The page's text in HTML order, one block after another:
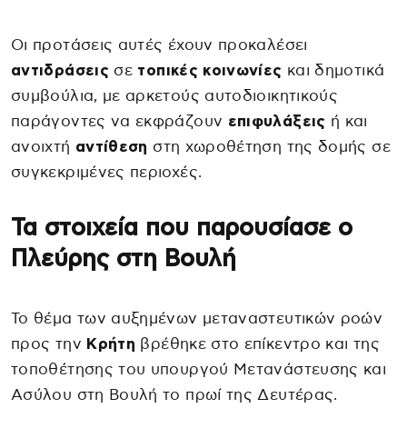
Οι προτάσεις αυτές έχουν προκαλέσει
αντιδράσειςσε τοπικές κοινωνίες και δημοτικά
συμβούλια, με αρκετούς αυτοδιοικητικούς
παράγοντες να εκφράζουν επιφυλάξεις ή και
ανοιχτή αντίθεση στη χωροθέτηση της δομής σε
συγκεκριμένες περιοχές.
Τα στοιχεία που παρουσίασε ο
Πλεύρης στη Βουλή
Το θέμα των αυξημένων μεταναστευτικών ροών
προς την Κρήτη βρέθηκε στο επίκεντρο και της
τοποθέτησης του υπουργού Μετανάστευσης και
Ασύλου στη Βουλή το πρωί της Δευτέρας.